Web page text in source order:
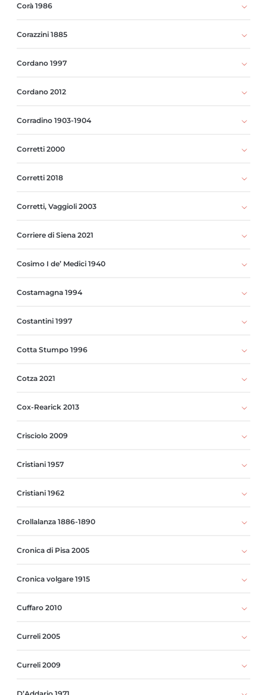
Corà 1986
Corazzini 1885
Cordano 1997
Cordano 2012
Corradino 1903-1904
Corretti 2000
Corretti 2018
Corretti, Vaggioli 2003
Corriere di Siena 2021
Cosimo I de’ Medici 1940
Costamagna 1994
Costantini 1997
Cotta Stumpo 1996
Cotza 2021
Cox-Rearick 2013
Crisciolo 2009
Cristiani 1957
Cristiani 1962
Crollalanza 1886-1890
Cronica di Pisa 2005
Cronica volgare 1915
Cuffaro 2010
Curreli 2005
Curreli 2009